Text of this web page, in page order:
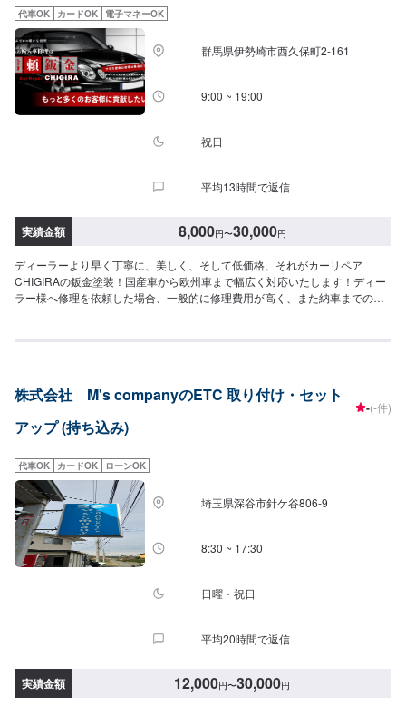
ります。常連さんから初めての方まで、ご来店を心からお待ちしておりま
す。--------------------------------------------------【1】オファーにてお問い合わせ
【2】お見積り【3】お見積りにご納得いただければ作業開始【4】仕上がり
次第納車《パーツの持ち込み》☑新品・中古パーツの持ち込みOK！オファー
の際、使用されるパーツのお写真や詳細などをお送りください。《代車につ
いて》お車をお預かりしている間、ご入用のお客様には代車を無料でご用意
しております。詳しくはお気軽にお問い合わせください。※ガソリン代はお客
代車OK カードOK 電子マネーOK
群馬県伊勢崎市西久保町2-161
9:00 ~ 19:00
祝日
平均13時間で返信
実績金額 8,000円〜30,000円
ディーラーより早く丁寧に、美しく、そして低価格、それがカーリペア
CHIGIRAの鈑金塗装！国産車から欧州車まで幅広く対応いたします！ディー
ラー様へ修理を依頼した場合、一般的に修理費用が高く、また納車までの時
理を部品交換で対応してしまうから。私たちなら自社工場で即施工し、でき
い！--------------------------------------------------【1】オファーにてお問い合わせ
【2】お見積り【3】お見積りにご納得いただければ作業開始【4】仕上がり
次第納車□納期について□通常1~2日程度で納車いたします。車種や状態によ
□作業中は無料の代車をご利用ください。※燃料代は、お客様負担となってお
ります。予め、ご了承ください。□パーツ持ち込みについて□パーツの持ち込
み可能です。オファーの際に持ち込みパーツの詳細をご入力ください。【定
休日・営業時間】定休日：祝日営業時間：9:00~19:00
株式会社 M's companyのETC 取り付け・セット
アップ (持ち込み)
-(-件)
代車OK カードOK ローンOK
埼玉県深谷市針ケ谷806‐9
8:30 ~ 17:30
日曜・祝日
平均20時間で返信
実績金額 12,000円〜30,000円